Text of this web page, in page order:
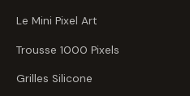
Le Mini Pixel Art
Trousse 1000 Pixels
Grilles Silicone